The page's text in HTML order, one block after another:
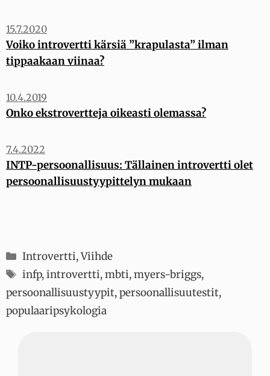
Voiko introvertti kärsiä ”krapulasta” ilman
tippaakaan viinaa?
15.7.2020
Onko ekstrovertteja oikeasti olemassa?
10.4.2019
INTP-persoonallisuus: Tällainen introvertti olet
persoonallisuustyypittelyn mukaan
7.4.2022
Kategoriat
Introvertti,Viihde
Avainsanat
infp,introvertti,mbti,myers-briggs,
persoonallisuustyypit,persoonallisuutestit,
populaaripsykologia